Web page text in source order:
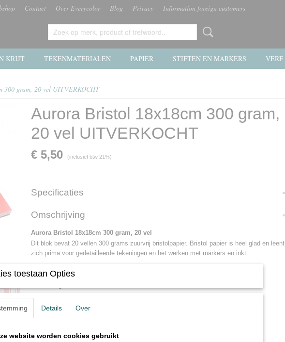
Contact Over Everycolor Blog Privacy Information foreign customers
KRIJT TEKENMATERIALEN PAPIER STIFTEN EN MARKERS VERF
300 gram, 20 vel UITVERKOCHT
Aurora Bristol 18x18cm 300 gram,
20 vel UITVERKOCHT
€ 5,50 (inclusief btw 21%)
Specificaties
Netto gewicht
Bruto gewicht
Omschrijving
Aurora Bristol 18x18cm 300 gram, 20 vel
Dit blok bevat 20 vellen 300 grams zuurvrij bristolpapier. Bristol papier is heel glad en leent
zich prima voor gedetailleerde tekeningen en het werken met markers en inkt.
Het papier is:
glad oppervlak
verouderingsbestendig
recyclebaar
toestaan Opties
Details Over
website worden cookies gebruikt